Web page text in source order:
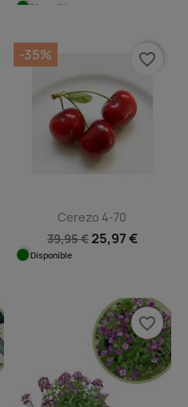
Disponible
Cerezo 4-70
39,95 € 25,97 €
Disponible
-35% favorite_border
favorite_border